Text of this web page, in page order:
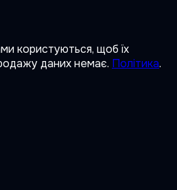
користуються, щоб їх
даних немає. Політика.